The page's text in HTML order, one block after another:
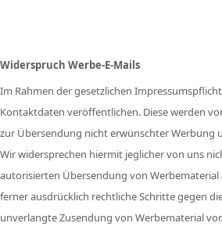
Widerspruch Werbe-E-Mails
Im Rahmen der gesetzlichen
Kontaktdaten veröffentlichen. Diese werden
zur Übersendung nicht erwünschter
Wir widersprechen hiermit jeglicher von uns
autorisierten Übersendung von Werbematerial
ferner ausdrücklich rechtliche Schritte gegen
unverlangte Zusendung von Werbematerial